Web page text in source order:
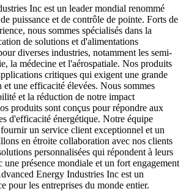
Inc est un leader mondial renommé
puissance et de contrôle de pointe. Forts de
nous sommes spécialisés dans la
de solutions et d'alimentations
diverses industries, notamment les semi-
la médecine et l'aérospatiale. Nos produits
critiques qui exigent une grande
une efficacité élevées. Nous sommes
et la réduction de notre impact
produits sont conçus pour répondre aux
d'efficacité énergétique. Notre équipe
un service client exceptionnel et un
en étroite collaboration avec nos clients
personnalisées qui répondent à leurs
une présence mondiale et un fort engagement
Energy Industries Inc est un
pour les entreprises du monde entier.